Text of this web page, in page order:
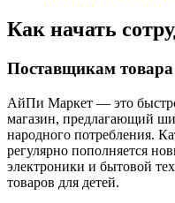
Как начать
Поставщикам товара
АйПи Маркет — это
магазин, предлагающий
народного потребления.
регулярно пополняется
электроники и бытовой
товаров для детей.